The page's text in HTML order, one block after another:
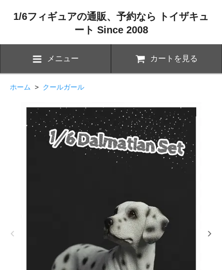
1/6フィギュアの通販、予約なら トイザキュ
ート Since 2008
メニュー カートを見る
ホーム > クールガール